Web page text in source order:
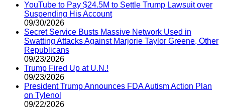
YouTube to Pay $24.5M to Settle Trump Lawsuit over
Suspending His Account
09/30/2026
Secret Service Busts Massive Network Used in
Swatting Attacks Against Marjorie Taylor Greene, Other
Republicans
09/23/2026
Trump Fired Up at U.N.!
09/23/2026
President Trump Announces FDA Autism Action Plan
on Tylenol
09/22/2026